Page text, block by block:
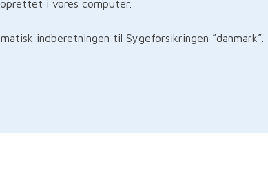
i vores computer.
indberetningen til Sygeforsikringen ”danmark”.